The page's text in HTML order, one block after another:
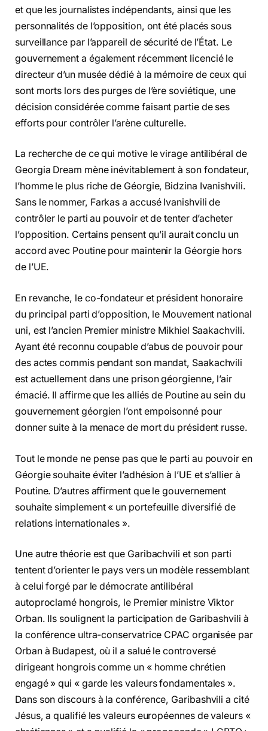
et que les journalistes indépendants, ainsi que les
personnalités de l’opposition, ont été placés sous
surveillance par l’appareil de sécurité de l’État. Le
gouvernement a également récemment licencié le
directeur d’un musée dédié à la mémoire de ceux qui
sont morts lors des purges de l’ère soviétique, une
décision considérée comme faisant partie de ses
efforts pour contrôler l’arène culturelle.
La recherche de ce qui motive le virage antilibéral de
Georgia Dream mène inévitablement à son fondateur,
l’homme le plus riche de Géorgie, Bidzina Ivanishvili.
Sans le nommer, Farkas a accusé Ivanishvili de
contrôler le parti au pouvoir et de tenter d’acheter
l’opposition. Certains pensent qu’il aurait conclu un
accord avec Poutine pour maintenir la Géorgie hors
de l’UE.
En revanche, le co-fondateur et président honoraire
du principal parti d’opposition, le Mouvement national
uni, est l’ancien Premier ministre Mikhiel Saakachvili.
Ayant été reconnu coupable d’abus de pouvoir pour
des actes commis pendant son mandat, Saakachvili
est actuellement dans une prison géorgienne, l’air
émacié. Il affirme que les alliés de Poutine au sein du
gouvernement géorgien l’ont empoisonné pour
donner suite à la menace de mort du président russe.
Tout le monde ne pense pas que le parti au pouvoir en
Géorgie souhaite éviter l’adhésion à l’UE et s’allier à
Poutine. D’autres affirment que le gouvernement
souhaite simplement « un portefeuille diversifié de
relations internationales ».
Une autre théorie est que Garibachvili et son parti
tentent d’orienter le pays vers un modèle ressemblant
à celui forgé par le démocrate antilibéral
autoproclamé hongrois, le Premier ministre Viktor
Orban. Ils soulignent la participation de Garibashvili à
la conférence ultra-conservatrice CPAC organisée par
Orban à Budapest, où il a salué le controversé
dirigeant hongrois comme un « homme chrétien
engagé » qui « garde les valeurs fondamentales ».
Dans son discours à la conférence, Garibashvili a cité
Jésus, a qualifié les valeurs européennes de valeurs «